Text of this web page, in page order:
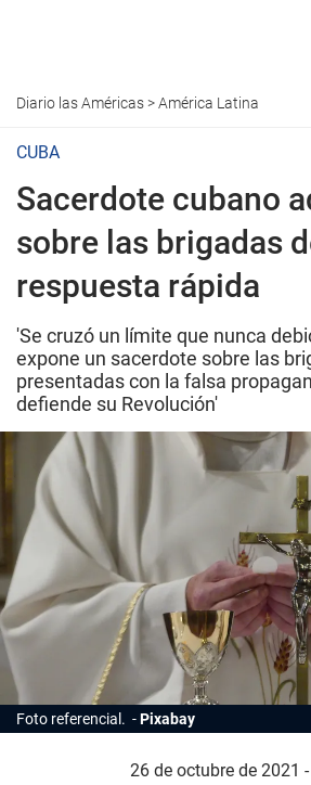
Diario las Américas>América Latina
CUBA
Sacerdote cubano
sobre las brigadas
respuesta rápida
'Se cruzó un límite que nunca
expone un sacerdote sobre las
presentadas con la falsa
defiende su Revolución'
Foto referencial. Pixabay
26 de octubre de 2021